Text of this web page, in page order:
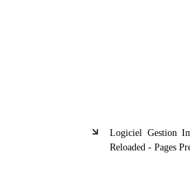
Logiciel Gestion
Reloaded - Pages